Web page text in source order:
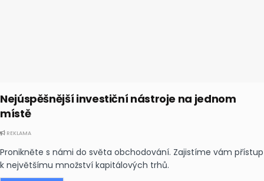
Nejúspěšnější investiční nástroje na jednom
místě
REKLAMA
Pronikněte s námi do světa obchodování. Zajistíme vám přístup
k největšímu množství kapitálových trhů.